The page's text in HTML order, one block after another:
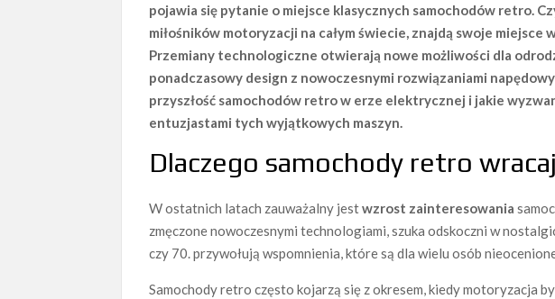
pojawia się pytanie o miejsce klasycznych samochodów retro.
miłośników motoryzacji na całym świecie, znajdą swoje miejsce
Przemiany technologiczne otwierają nowe możliwości dla
ponadczasowy design z nowoczesnymi rozwiązaniami
przyszłość samochodów retro w erze elektrycznej i jakie
entuzjastami tych wyjątkowych maszyn.
Dlaczego samochody retro
W ostatnich latach zauważalny jestwzrost zainteresowania
zmęczone nowoczesnymi technologiami, szuka odskoczni w
czy 70. przywołują wspomnienia, które są dla wielu osób
Samochody retro często kojarzą się z okresem, kiedy motoryzacja